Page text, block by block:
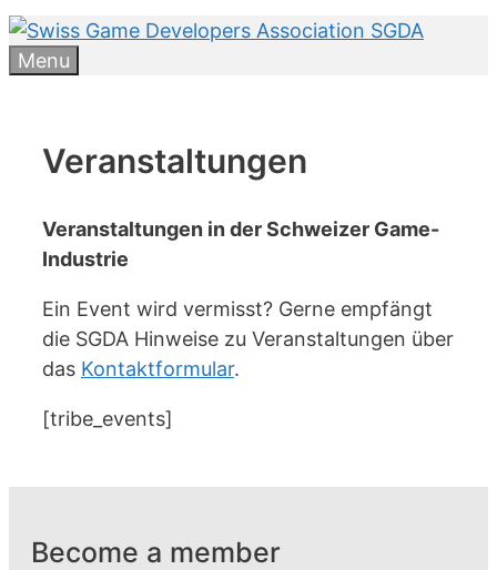
Menu
Veranstaltungen
Veranstaltungen in der Schweizer Game-
Industrie
Ein Event wird vermisst? Gerne empfängt
die SGDA Hinweise zu Veranstaltungen über
das Kontaktformular.
[tribe_events]
Become a member